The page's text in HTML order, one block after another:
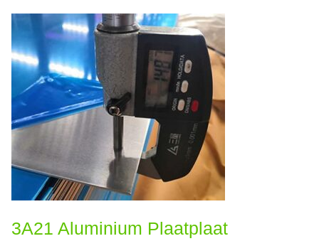
aluminiumfolielegeringen kunnen ook worden gebruikt
op het gebied van voedselverpakkingen.
3A21 Aluminium Plaatplaat